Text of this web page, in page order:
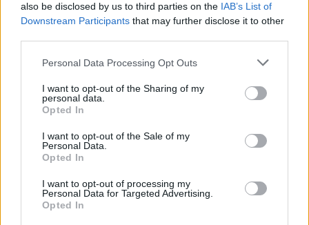
also be disclosed by us to third parties on the IAB’s List of
Downstream Participants that may further disclose it to other
Please note that this website/app uses one or more Google
not limited to your visit or usage behaviour. You may click to
grant or deny consent to Google and its third-party tags to
use your data for below specified purposes in below Google
consent section.
Personal Data Processing Opt Outs
I want to opt-out of the Sharing of my
personal data.
Opted In
I want to opt-out of the Sale of my
Personal Data.
Opted In
I want to opt-out of processing my
Personal Data for Targeted Advertising.
Opted In
Criptomonedas: Guía completa para entender su
funcionamiento y valor en 2026